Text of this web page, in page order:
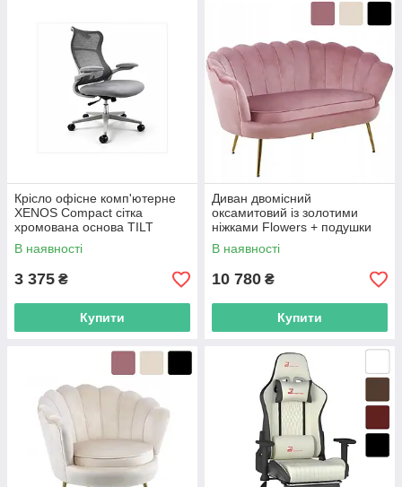
Крісло офісне комп'ютерне
XENOS Compact сітка
хромована основа TILT
R_2582
В наявності
3 375 ₴
Купити
Диван двомісний
оксамитовий із золотими
ніжками Flowers + подушки
R_2582
В наявності
10 780 ₴
Купити